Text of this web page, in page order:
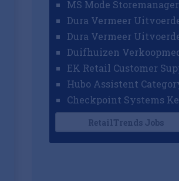
MS Mode Storemanager
RetailTrends Jobs